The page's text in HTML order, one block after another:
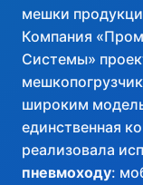
8 800 775 90 55
Заказать
info@pksystems.ru
мешки
Компания
Системы»
широким
единственная
реализовала
пневмоходу: